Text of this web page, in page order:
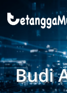
Budi